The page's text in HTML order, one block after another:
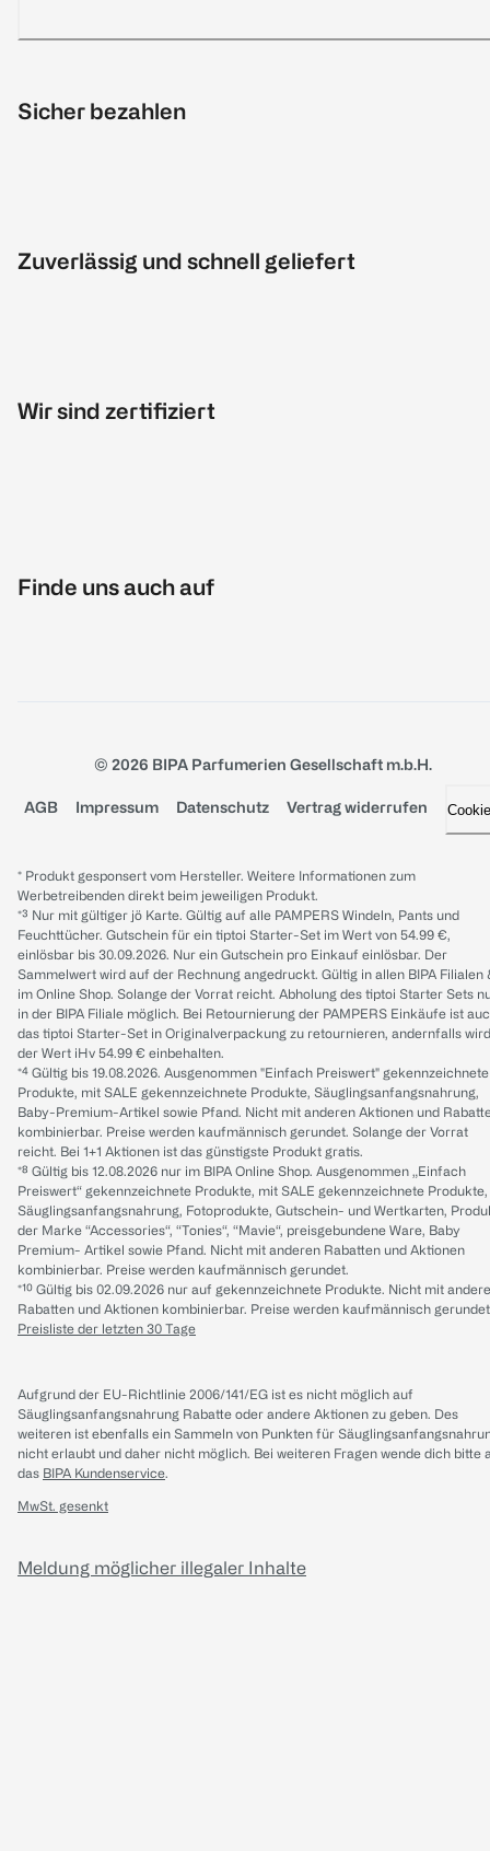
Sicher bezahlen
Zuverlässig und schnell geliefert
Wir sind zertifiziert
Finde uns auch auf
© 2026 BIPA Parfumerien Gesellschaft m.b.H.
AGB Impressum Datenschutz Vertrag widerrufen
* Produkt gesponsert vom Hersteller. Weitere Informationen zum
Werbetreibenden direkt beim jeweiligen Produkt.
*³ Nur mit gültiger jö Karte. Gültig auf alle PAMPERS Windeln, Pants und
Feuchttücher. Gutschein für ein tiptoi Starter-Set im Wert von 54.99 €,
einlösbar bis 30.09.2026. Nur ein Gutschein pro Einkauf einlösbar. Der
Sammelwert wird auf der Rechnung angedruckt. Gültig in allen BIPA Filialen
im Online Shop. Solange der Vorrat reicht. Abholung des tiptoi Starter Sets
in der BIPA Filiale möglich. Bei Retournierung der PAMPERS Einkäufe ist
das tiptoi Starter-Set in Originalverpackung zu retournieren, andernfalls wird
der Wert iHv 54.99 € einbehalten.
*⁴ Gültig bis 19.08.2026. Ausgenommen "Einfach Preiswert" gekennzeichnete
Produkte, mit SALE gekennzeichnete Produkte, Säuglingsanfangsnahrung,
Baby-Premium-Artikel sowie Pfand. Nicht mit anderen Aktionen und
kombinierbar. Preise werden kaufmännisch gerundet. Solange der Vorrat
reicht. Bei 1+1 Aktionen ist das günstigste Produkt gratis.
*⁸ Gültig bis 12.08.2026 nur im BIPA Online Shop. Ausgenommen „Einfach
Preiswert“ gekennzeichnete Produkte, mit SALE gekennzeichnete Produkte,
Säuglingsanfangsnahrung, Fotoprodukte, Gutschein- und Wertkarten,
der Marke “Accessories“, “Tonies“, “Mavie“, preisgebundene Ware, Baby
Premium- Artikel sowie Pfand. Nicht mit anderen Rabatten und Aktionen
kombinierbar. Preise werden kaufmännisch gerundet.
*¹⁰ Gültig bis 02.09.2026 nur auf gekennzeichnete Produkte. Nicht mit
Rabatten und Aktionen kombinierbar. Preise werden kaufmännisch
Preisliste der letzten 30 Tage
Aufgrund der EU-Richtlinie 2006/141/EG ist es nicht möglich auf
Säuglingsanfangsnahrung Rabatte oder andere Aktionen zu geben. Des
weiteren ist ebenfalls ein Sammeln von Punkten für
nicht erlaubt und daher nicht möglich. Bei weiteren Fragen wende dich bitte
das BIPA Kundenservice.
MwSt. gesenkt
Meldung möglicher illegaler Inhalte